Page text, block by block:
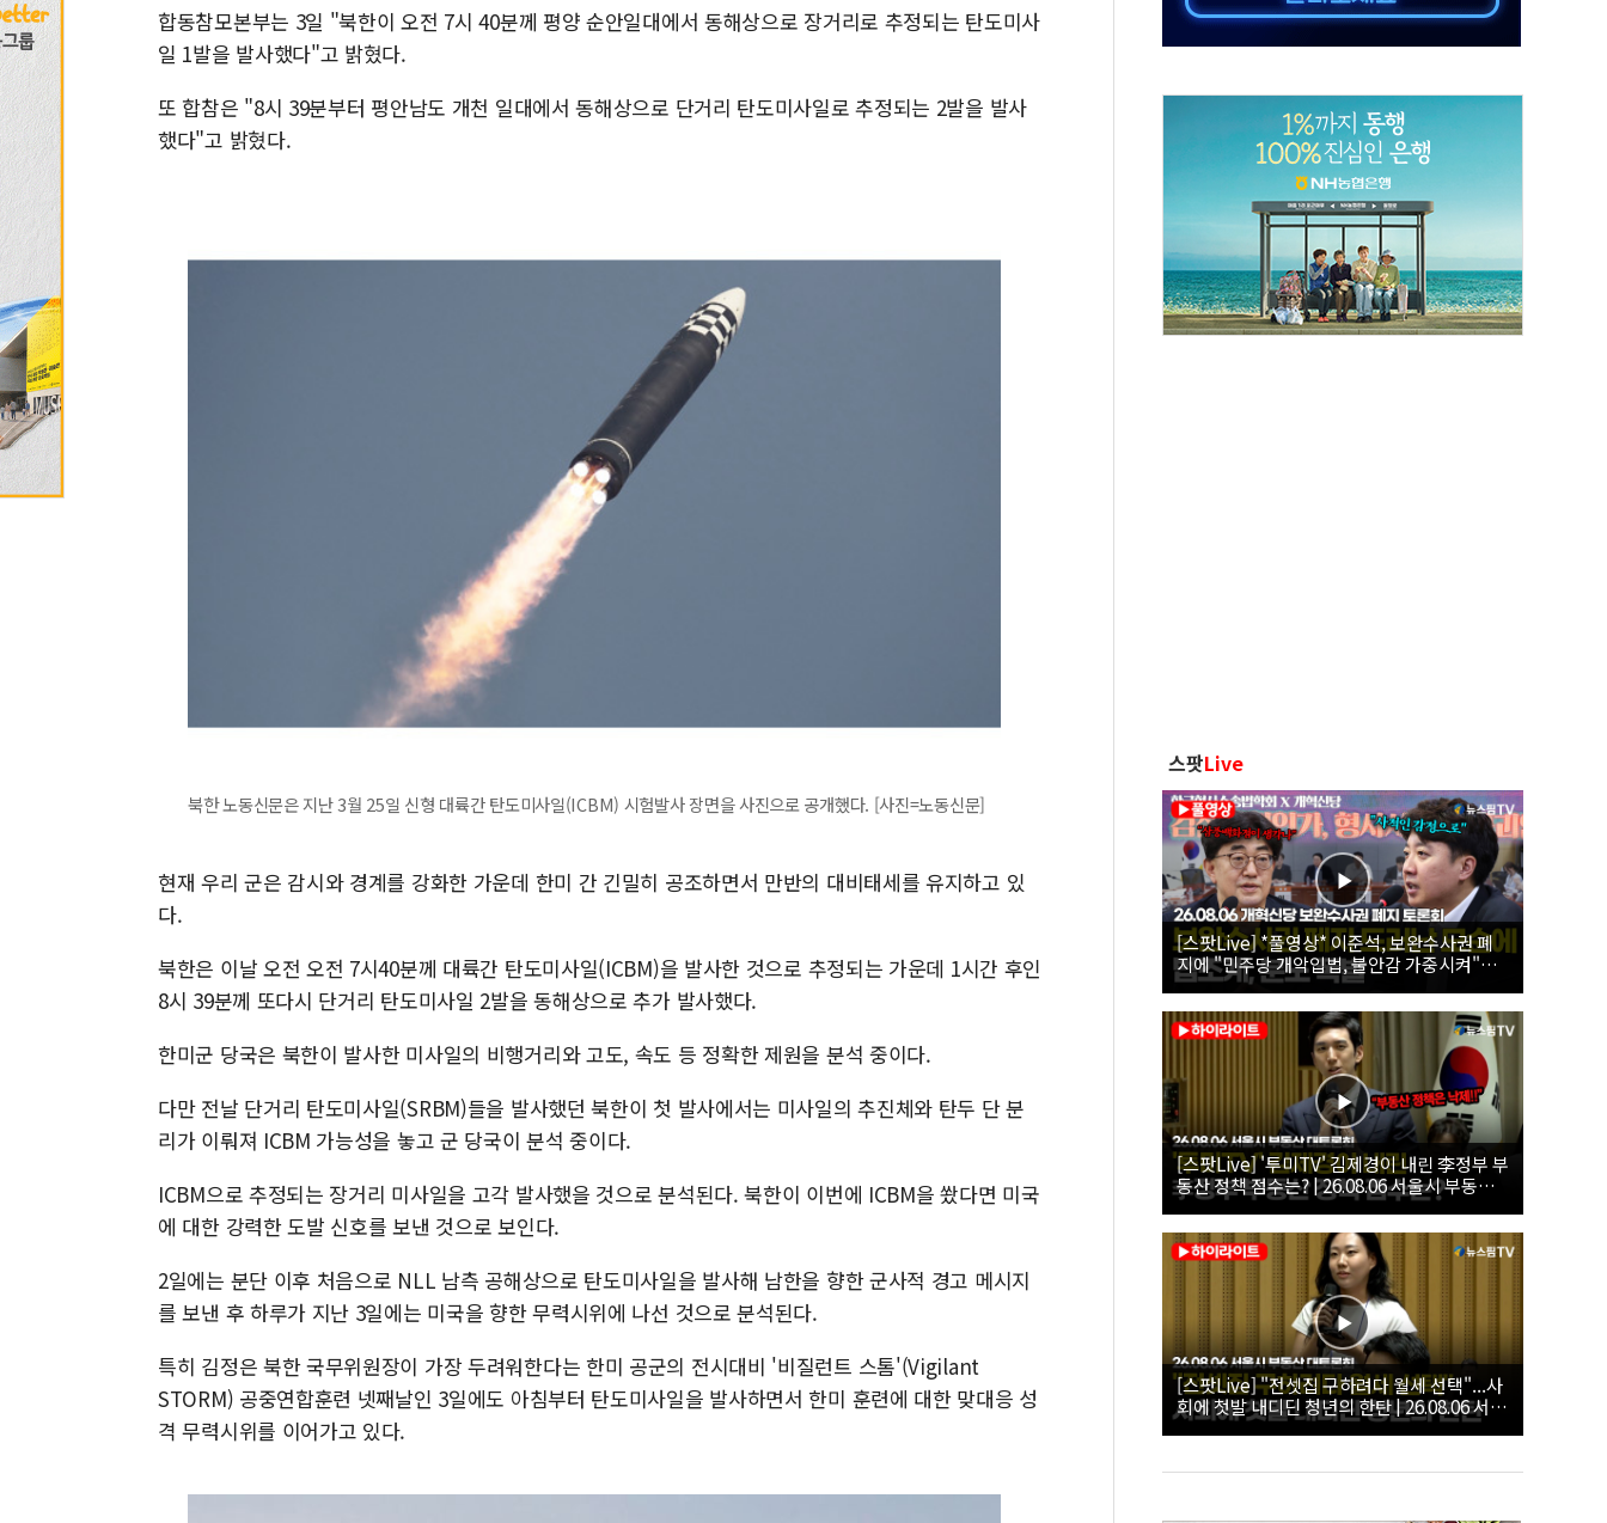
합동참모본부는 3일 "북한이 오전 7시 40분께 평양 순안일대에서 동해상으로 장거리로 추정되는 탄도미사
일 1발을 발사했다"고 밝혔다.
또 합참은 "8시 39분부터 평안남도 개천 일대에서 동해상으로 단거리 탄도미사일로 추정되는 2발을 발사
했다"고 밝혔다.
북한 노동신문은 지난 3월 25일 신형 대륙간 탄도미사일(ICBM) 시험발사 장면을 사진으로 공개했다. [사진=노동신문]
현재 우리 군은 감시와 경계를 강화한 가운데 한미 간 긴밀히 공조하면서 만반의 대비태세를 유지하고 있
다.
북한은 이날 오전 오전 7시40분께 대륙간 탄도미사일(ICBM)을 발사한 것으로 추정되는 가운데 1시간 후인
8시 39분께 또다시 단거리 탄도미사일 2발을 동해상으로 추가 발사했다.
한미군 당국은 북한이 발사한 미사일의 비행거리와 고도, 속도 등 정확한 제원을 분석 중이다.
다만 전날 단거리 탄도미사일(SRBM)들을 발사했던 북한이 첫 발사에서는 미사일의 추진체와 탄두 단 분
리가 이뤄져 ICBM 가능성을 놓고 군 당국이 분석 중이다.
ICBM으로 추정되는 장거리 미사일을 고각 발사했을 것으로 분석된다. 북한이 이번에 ICBM을 쐈다면 미국
에 대한 강력한 도발 신호를 보낸 것으로 보인다.
2일에는 분단 이후 처음으로 NLL 남측 공해상으로 탄도미사일을 발사해 남한을 향한 군사적 경고 메시지
를 보낸 후 하루가 지난 3일에는 미국을 향한 무력시위에 나선 것으로 분석된다.
특히 김정은 북한 국무위원장이 가장 두려워한다는 한미 공군의 전시대비 '비질런트 스톰'(Vigilant
STORM) 공중연합훈련 넷째날인 3일에도 아침부터 탄도미사일을 발사하면서 한미 훈련에 대한 맞대응 성
격 무력시위를 이어가고 있다.
스팟Live
[스팟Live] *풀영상* 이준석, 보완수사권 폐
지에 "민주당 개악입법, 불안감 가중시켜"｜
26.08.06 개혁신당 보완수사권 폐지 토론회
[스팟Live] '투미TV' 김제경이 내린 李정부 부
동산 정책 점수는? | 26.08.06 서울시 부동산
대토론회
[스팟Live] "전셋집 구하려다 월세 선택"...사
회에 첫발 내디딘 청년의 한탄 | 26.08.06 서울
시 부동산 대토론회